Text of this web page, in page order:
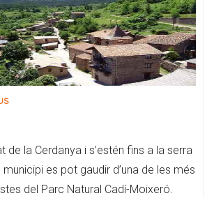
de la Cerdanya i s’estén fins a la serra
municipi es pot gaudir d’una de les més
del Parc Natural Cadí-Moixeró.